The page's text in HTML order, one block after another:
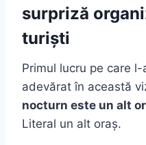
surpriză
turiști
Primul lucru pe care
adevărat în această
nocturn este un alt
Literal un alt oraș.